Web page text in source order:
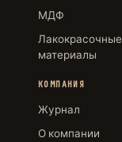
МДФ
Лакокрасочные
материалы
КОМПАНИЯ
Журнал
О компании